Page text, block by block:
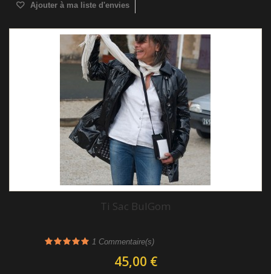
Ajouter à ma liste d'envies
Ti Sac BulGom
1 Commentaire(s)
45,00 €